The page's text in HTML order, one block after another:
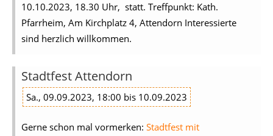
10.10.2023, 18.30 Uhr, statt. Treffpunkt: Kath.
Pfarrheim, Am Kirchplatz 4, Attendorn Interessierte
sind herzlich willkommen.
Stadtfest Attendorn
Sa., 09.09.2023, 18:00 bis 10.09.2023
Gerne schon mal vormerken: Stadtfest mit